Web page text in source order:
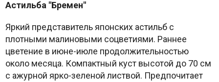
Астильба "Бремен"
Яркий представитель японских астильб с
плотными малиновыми соцветиями. Раннее
цветение в июне-июле продолжительностью
около месяца. Компактный куст высотой до 70 см
с ажурной ярко-зеленой листвой. Предпочитает